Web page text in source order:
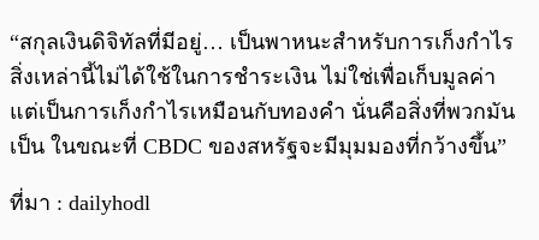
“สกุลเงินดิจิทัลที่มีอยู่… เป็นพาหนะสำหรับการเก็งกำไร
สิ่งเหล่านี้ไม่ได้ใช้ในการชำระเงิน ไม่ใช่เพื่อเก็บมูลค่า
แต่เป็นการเก็งกำไรเหมือนกับทองคำ นั่นคือสิ่งที่พวกมัน
เป็น ในขณะที่ CBDC ของสหรัฐจะมีมุมมองที่กว้างขึ้น”
ที่มา : dailyhodl